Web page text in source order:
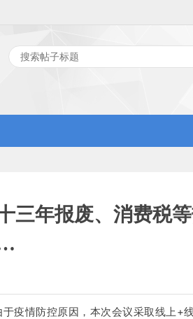
三年报废、消费税
于疫情防控原因，本次会议采取线上+